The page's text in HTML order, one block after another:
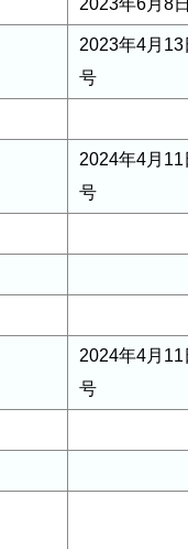
2023年6月8
2023年4月13
号
2024年4月11
号
2024年4月11
号